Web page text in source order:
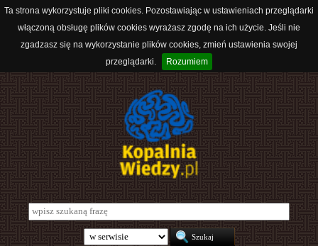
Ta strona wykorzystuje pliki cookies. Pozostawiając w ustawieniach przeglądarki
włączoną obsługę plików cookies wyrażasz zgodę na ich użycie. Jeśli nie
zgadzasz się na wykorzystanie plików cookies, zmień ustawienia swojej
przeglądarki.
Rozumiem